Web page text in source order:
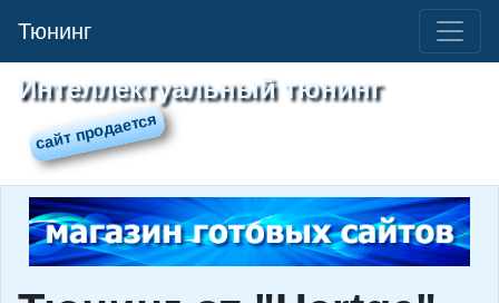
Тюнинг
Интеллектуальный тюнинг